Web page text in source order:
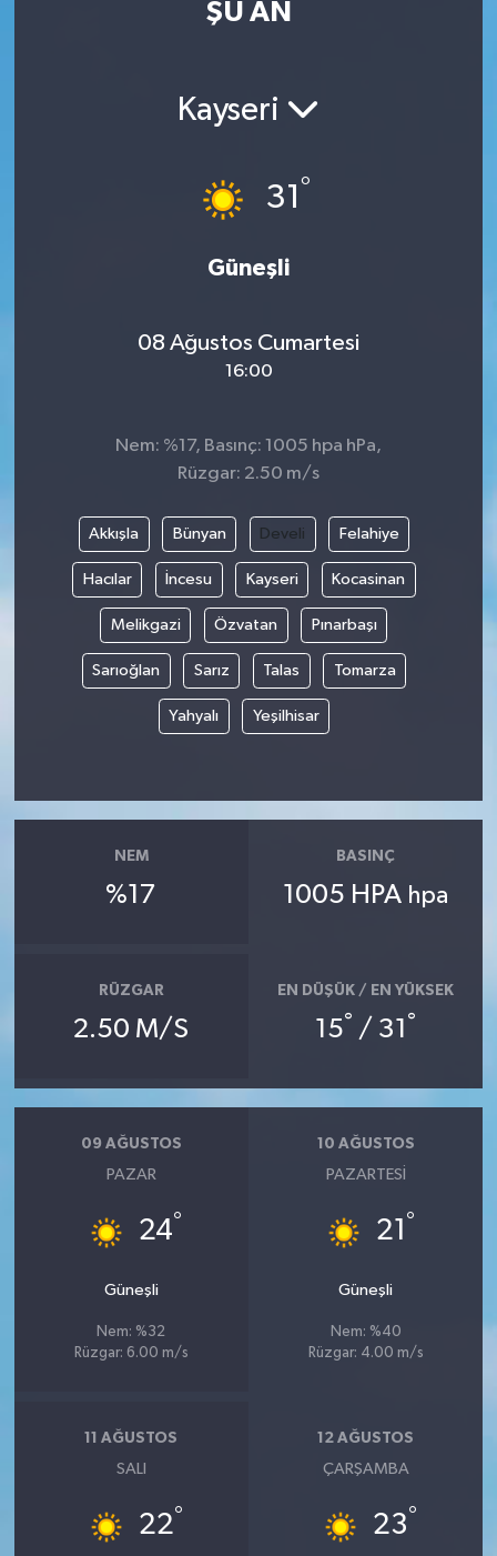
ŞU AN
Kayseri
31°
Güneşli
08 Ağustos Cumartesi
16:00
Nem: %17, Basınç: 1005 hpa hPa,
Rüzgar: 2.50 m/s
Akkışla Bünyan Develi Felahiye
Hacılar İncesu Kayseri Kocasinan
Melikgazi Özvatan Pınarbaşı
Sarıoğlan Sarız Talas Tomarza
Yahyalı Yeşilhisar
NEM
%17
BASINÇ
1005 HPA hpa
RÜZGAR
2.50 M/S
EN DÜŞÜK / EN YÜKSEK
15° / 31 °
09 AĞUSTOS
PAZAR
24°
Güneşli
Nem: %32
Rüzgar: 6.00 m/s
10 AĞUSTOS
PAZARTESI
21 °
Güneşli
Nem: %40
Rüzgar: 4.00 m/s
11 AĞUSTOS
SALI
22°
12 AĞUSTOS
ÇARŞAMBA
23°